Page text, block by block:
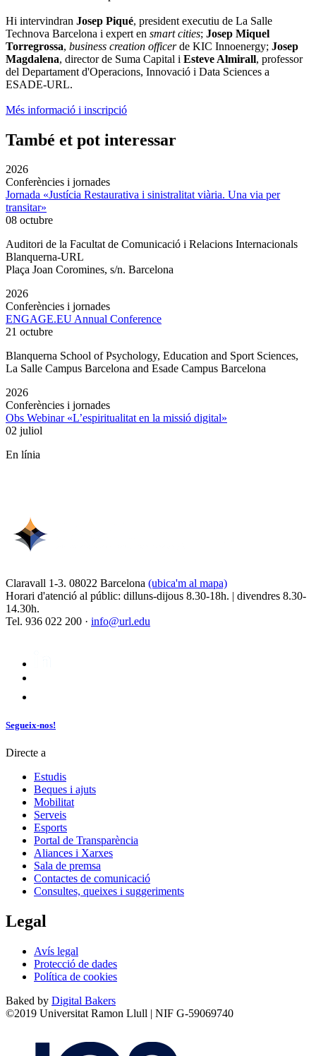
Hi intervindran Josep Piqué, president executiu de La Salle
Technova Barcelona i expert en smart cities; Josep Miquel
Torregrossa, business creation officerde KIC Innoenergy; Josep
Magdalena, director de Suma Capital i Esteve Almirall, professor
del Departament d'Operacions, Innovació i Data Sciences a
ESADE-URL.
Més informació i inscripció
També et pot interessar
2026
Conferències i jornades
Jornada «Justícia Restaurativa i sinistralitat viària. Una via per
transitar»
08 octubre
Auditori de la Facultat de Comunicació i Relacions Internacionals
Blanquerna-URL
Plaça Joan Coromines, s/n. Barcelona
2026
Conferències i jornades
ENGAGE.EU Annual Conference
21 octubre
Blanquerna School of Psychology, Education and Sport Sciences,
La Salle Campus Barcelona and Esade Campus Barcelona
2026
Conferències i jornades
Obs Webinar «L’espiritualitat en la missió digital»
02 juliol
En línia
Claravall 1-3. 08022 Barcelona (ubica'm al mapa)
Horari d'atenció al públic: dilluns-dijous 8.30-18h. | divendres 8.30-
14.30h.
Tel. 936 022 200 · info@url.edu
Segueix-nos!
Directe a
Estudis
Beques i ajuts
Mobilitat
Serveis
Esports
Portal de Transparència
Aliances i Xarxes
Sala de premsa
Contactes de comunicació
Consultes, queixes i suggeriments
Legal
Avís legal
Protecció de dades
Política de cookies
Baked by Digital Bakers
©2019 Universitat Ramon Llull | NIF G-59069740